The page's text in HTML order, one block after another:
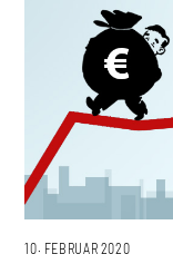
10. FEBRUAR 2020